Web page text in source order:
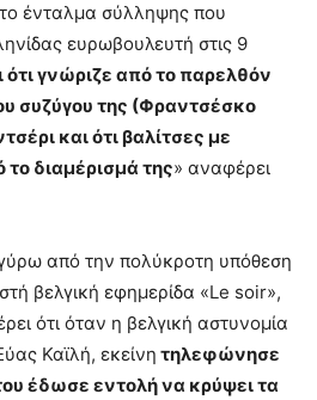
ένταλμα σύλληψης που
ευρωβουλευτή στις 9
γνώριζε από το παρελθόν
συζύγου της (Φραντσέσκο
και ότι βαλίτσες με
διαμέρισμά της» αναφέρει
γύρω από την πολύκροτη υπόθεση
βελγική εφημερίδα «Le soir»,
ότι όταν η βελγική αστυνομία
Καϊλή, εκείνη τηλεφώνησε
έδωσε εντολή να κρύψει τα